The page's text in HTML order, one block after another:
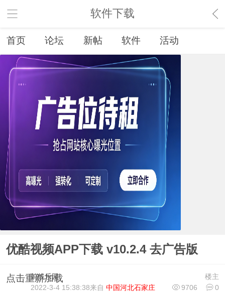
软件下载
首页 论坛 新帖 软件 活动
优酷视频APP下载 v10.2.4 去广告版
点击重新加载 楼主
前线乐园
9706
0
2022-3-4 15:38:38来自 中国河北石家庄